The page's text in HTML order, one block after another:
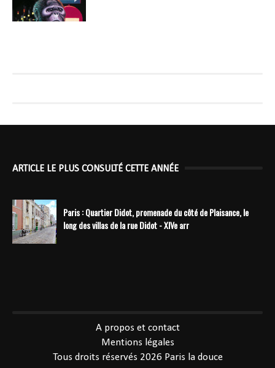
ARTICLE LE PLUS CONSULTÉ CETTE ANNÉE
Paris : Quartier Didot, promenade du côté de Plaisance, le
long des villas de la rue Didot - XIVe arr
A propos et contact
Mentions légales
Tous droits réservés 2026 Paris la douce